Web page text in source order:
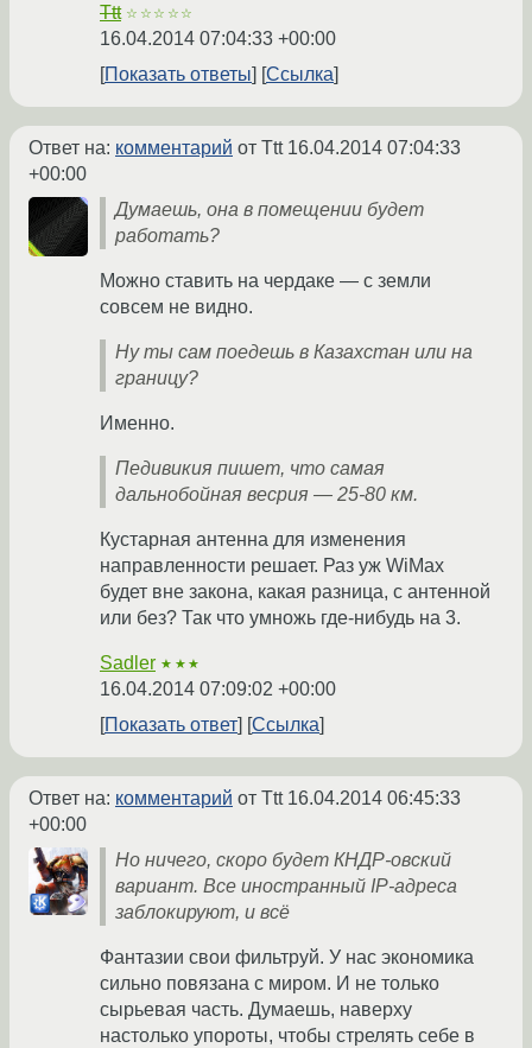
Ttt ☆☆☆☆☆
16.04.2014 07:04:33 +00:00
Показать ответы
Ссылка
Ответ на: комментарий от Ttt 16.04.2014 07:04:33
+00:00
Думаешь, она в помещении будет
работать?
Можно ставить на чердаке — с земли
совсем не видно.
Ну ты сам поедешь в Казахстан или на
границу?
Именно.
Педивикия пишет, что самая
дальнобойная весрия — 25-80 км.
Кустарная антенна для изменения
направленности решает. Раз уж WiMax
будет вне закона, какая разница, с антенной
или без? Так что умножь где-нибудь на 3.
Sadler ★★★
16.04.2014 07:09:02 +00:00
Показать ответ
Ссылка
Ответ на: комментарий от Ttt 16.04.2014 06:45:33
+00:00
Но ничего, скоро будет КНДР-овский
вариант. Все иностранный IP-адреса
заблокируют, и всё
Фантазии свои фильтруй. У нас экономика
сильно повязана с миром. И не только
сырьевая часть. Думаешь, наверху
настолько упороты, чтобы стрелять себе в